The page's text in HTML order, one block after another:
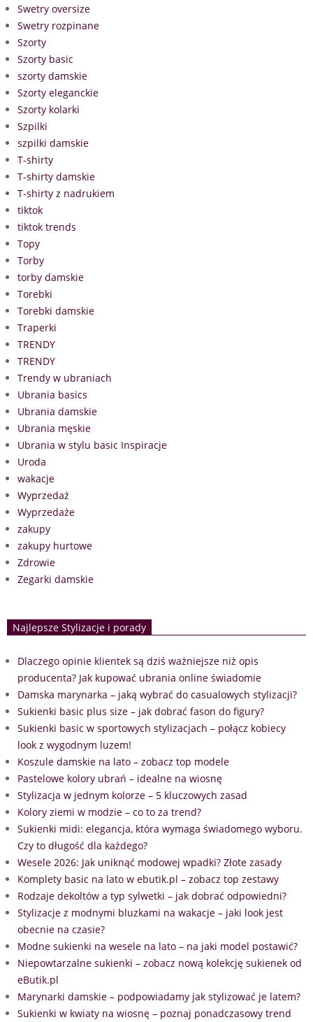
Swetry oversize
Swetry rozpinane
Szorty
Szorty basic
szorty damskie
Szorty eleganckie
Szorty kolarki
Szpilki
szpilki damskie
T-shirty
T-shirty damskie
T-shirty z nadrukiem
tiktok
tiktok trends
Topy
Torby
torby damskie
Torebki
Torebki damskie
Traperki
TRENDY
TRENDY
Trendy w ubraniach
Ubrania basics
Ubrania damskie
Ubrania męskie
Ubrania w stylu basic Inspiracje
Uroda
wakacje
Wyprzedaż
Wyprzedaże
zakupy
zakupy hurtowe
Zdrowie
Zegarki damskie
Najlepsze Stylizacje i porady
Dlaczego opinie klientek są dziś ważniejsze niż opis
producenta? Jak kupować ubrania online świadomie
Damska marynarka – jaką wybrać do casualowych stylizacji?
Sukienki basic plus size – jak dobrać fason do figury?
Sukienki basic w sportowych stylizacjach – połącz kobiecy
look z wygodnym luzem!
Koszule damskie na lato – zobacz top modele
Pastelowe kolory ubrań – idealne na wiosnę
Stylizacja w jednym kolorze – 5 kluczowych zasad
Kolory ziemi w modzie – co to za trend?
Sukienki midi: elegancja, która wymaga świadomego wyboru.
Czy to długość dla każdego?
Wesele 2026: Jak uniknąć modowej wpadki? Złote zasady
Komplety basic na lato w ebutik.pl – zobacz top zestawy
Rodzaje dekoltów a typ sylwetki – jak dobrać odpowiedni?
Stylizacje z modnymi bluzkami na wakacje – jaki look jest
obecnie na czasie?
Modne sukienki na wesele na lato – na jaki model postawić?
Niepowtarzalne sukienki – zobacz nową kolekcję sukienek od
eButik.pl
Marynarki damskie – podpowiadamy jak stylizować je latem?
Sukienki w kwiaty na wiosnę – poznaj ponadczasowy trend